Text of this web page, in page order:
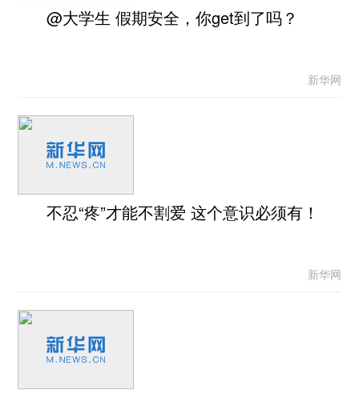
@大学生 假期安全，你get到了吗？
新华网
不忍“疼”才能不割爱 这个意识必须有！
新华网